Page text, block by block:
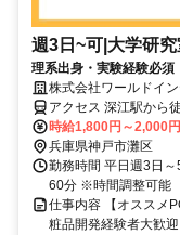
週3日~可|大学研
理系出身・実験経験必須
のみの勤務相談OK！高
株式会社ワールドイ
アクセス 深江駅から
時給1,800円～2,000円
兵庫県神戸市灘区
勤務時間 平日週3日
60分 ※時間調整可能
仕事内容 【オススメ
粧品開発経験者